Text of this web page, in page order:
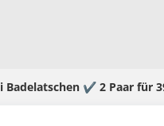
Badelatschen ✔️ 2 Paar für